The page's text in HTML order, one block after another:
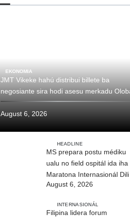
EKONOMIA
JMT Vikeke hahú distribui billete ba
August 6, 2026
HEADLINE
MS prepara postu médiku
ualu no field ospitál ida iha
Maratona Internasionál Dili
August 6, 2026
INTERNASIONÁL
Filipina lidera forum